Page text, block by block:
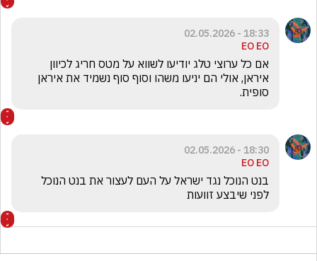
18:33 - 02.05.2026
EO EO
סופית.
18:30 - 02.05.2026
EO EO
לפני שיבצע זוועות